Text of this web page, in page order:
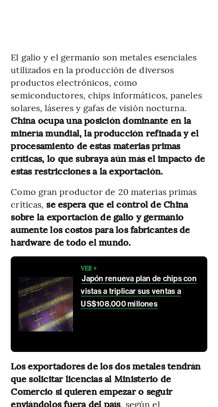
El galio y el germanio son metales esenciales
utilizados en la producción de diversos
productos electrónicos, como
semiconductores, chips informáticos, paneles
solares, láseres y gafas de visión nocturna.
China ocupa una posición dominante en la
minería mundial, la producción refinada y el
procesamiento de estas materias primas
críticas, lo que subraya aún más el impacto de
estas restricciones a la exportación.
Como gran productor de 20 materias primas
críticas,se espera que el control de China
sobre la exportación de galio y germanio
aumente los costos para los fabricantes de
hardware de todo el mundo.
VER +
Japón renueva plan de chips con
vistas a triplicar sus ventas a
US$108.000 millones
Los exportadores de los dos metales tendrán
que solicitar licencias al Ministerio de
Comercio si quieren empezar o seguir
enviándolos fuera del país, según el